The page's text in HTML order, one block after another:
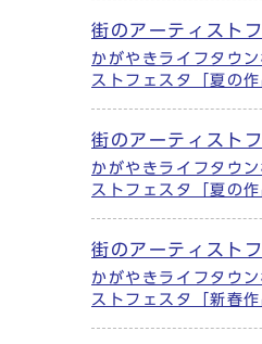
街のアーティスト
かがやきライフタウ
ストフェスタ「夏の
街のアーティスト
かがやきライフタウ
ストフェスタ「夏の
街のアーティスト
かがやきライフタウ
ストフェスタ「新春